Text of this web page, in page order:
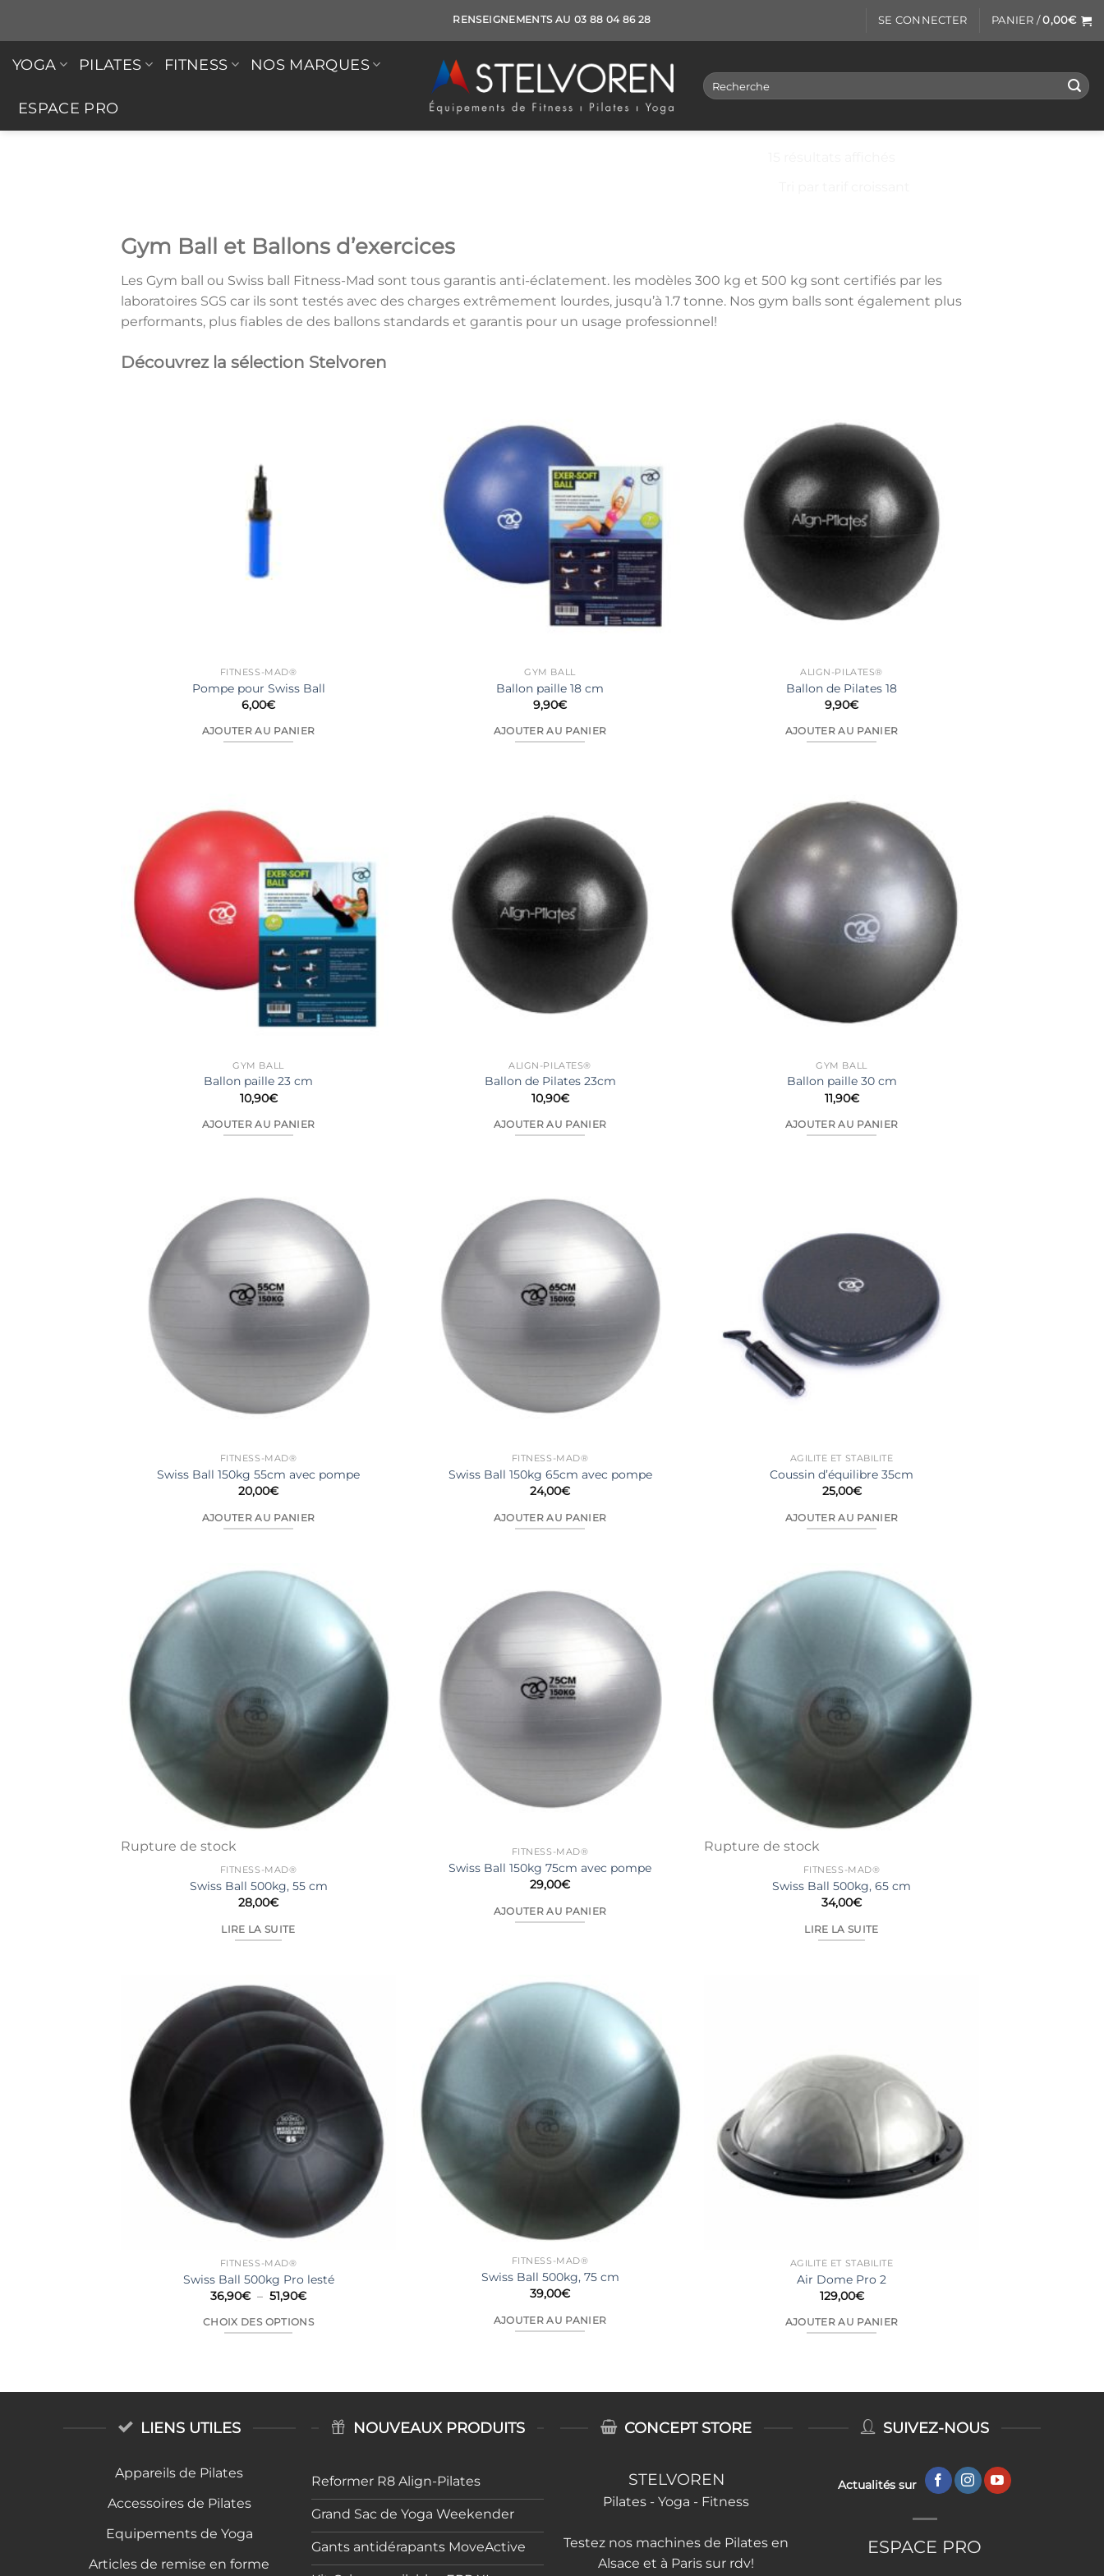
RENSEIGNEMENTS AU 03 88 04 86 28 SE CONNECTER PANIER /0,00€
YOGA PILATES FITNESS NOS MARQUES
ESPACE PRO
Recherche
pour :
Gym Ball et Ballons d’exercices
Les Gym ball ou Swiss ball Fitness-Mad sont tous garantis anti-éclatement. les modèles 300 kg et 500 kg sont certifiés par les
laboratoires SGS car ils sont testés avec des charges extrêmement lourdes, jusqu’à 1.7 tonne. Nos gym balls sont également plus
performants, plus fiables de des ballons standards et garantis pour un usage professionnel!
Découvrez la sélection Stelvoren
FITNESS-MAD®
Pompe pour Swiss Ball
6,00€
AJOUTER AU PANIER
GYM BALL
Ballon paille 18 cm
9,90€
AJOUTER AU PANIER
ALIGN-PILATES®
Ballon de Pilates 18
9,90€
AJOUTER AU PANIER
GYM BALL
Ballon paille 23 cm
10,90€
AJOUTER AU PANIER
ALIGN-PILATES®
Ballon de Pilates 23cm
10,90€
AJOUTER AU PANIER
GYM BALL
Ballon paille 30 cm
11,90€
AJOUTER AU PANIER
FITNESS-MAD®
Swiss Ball 150kg 55cm avec pompe
20,00€
AJOUTER AU PANIER
FITNESS-MAD®
Swiss Ball 150kg 65cm avec pompe
24,00€
AJOUTER AU PANIER
AGILITÉ ET STABILITÉ
Coussin d’équilibre 35cm
25,00€
AJOUTER AU PANIER
Rupture de stock
FITNESS-MAD®
Swiss Ball 500kg, 55 cm
28,00€
LIRE LA SUITE
FITNESS-MAD®
Swiss Ball 150kg 75cm avec pompe
29,00€
AJOUTER AU PANIER
Rupture de stock
FITNESS-MAD®
Swiss Ball 500kg, 65 cm
34,00€
LIRE LA SUITE
FITNESS-MAD®
Swiss Ball 500kg Pro lesté
36,90€ – 51,90€Plage
prix :
36,90€
CHOIX DES OPTIONS
page
FITNESS-MAD®
Swiss Ball 500kg, 75 cm
39,00€
AJOUTER AU PANIER
AGILITÉ ET STABILITÉ
Air Dome Pro 2
129,00€
AJOUTER AU PANIER
LIENS UTILES
Appareils de Pilates
Accessoires de Pilates
Equipements de Yoga
Articles de remise en forme
NOUVEAUX PRODUITS
Reformer R8 Align-Pilates
Grand Sac de Yoga Weekender
Gants antidérapants MoveActive
CONCEPT STORE
STELVOREN
Pilates - Yoga - Fitness
Testez nos machines de Pilates en
Alsace et à Paris sur rdv!
SUIVEZ-NOUS
Actualités sur
ESPACE PRO